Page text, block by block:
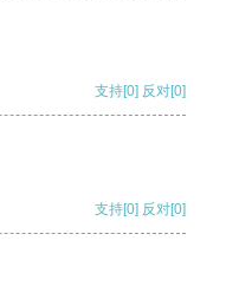
支持[0] 反对[0]
支持[0] 反对[0]